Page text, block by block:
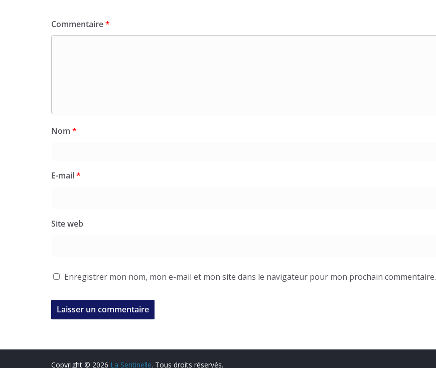
Commentaire*
Nom *
E-mail*
Site web
Enregistrer mon nom, mon e-mail et mon site dans le navigateur pour mon prochain commentaire.
Copyright © 2026 La Sentinelle. Tous droits réservés.